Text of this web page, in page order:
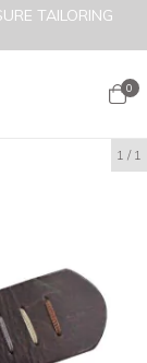
TAILORING
0
1 / 1